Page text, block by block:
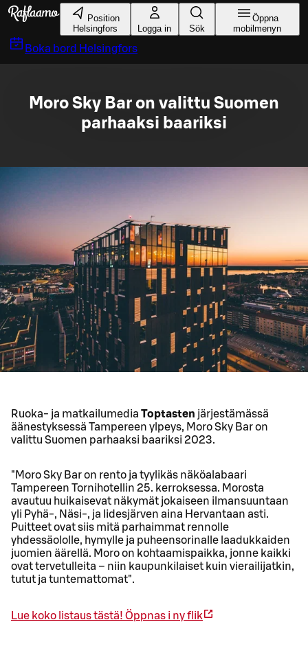
Gå till huvudinnehållet
Position
Helsingfors
Logga in Sök
Öppna
mobilmenyn
Boka bord Helsingfors
Moro Sky Bar on valittu Suomen
parhaaksi baariksi
Ruoka- ja matkailumedia Toptasten järjestämässä
äänestyksessä Tampereen ylpeys, Moro Sky Bar on
valittu Suomen parhaaksi baariksi 2023.
"Moro Sky Bar on rento ja tyylikäs näköalabaari
Tampereen Tornihotellin 25. kerroksessa. Morosta
avautuu huikaisevat näkymät jokaiseen ilmansuuntaan
yli Pyhä-, Näsi-, ja Iidesjärven aina Hervantaan asti.
Puitteet ovat siis mitä parhaimmat rennolle
yhdessäololle, hymylle ja puheensorinalle laadukkaiden
juomien äärellä. Moro on kohtaamispaikka, jonne kaikki
ovat tervetulleita – niin kaupunkilaiset kuin vierailijatkin,
tutut ja tuntemattomat".
Lue koko listaus tästä! Öppnas i ny flik